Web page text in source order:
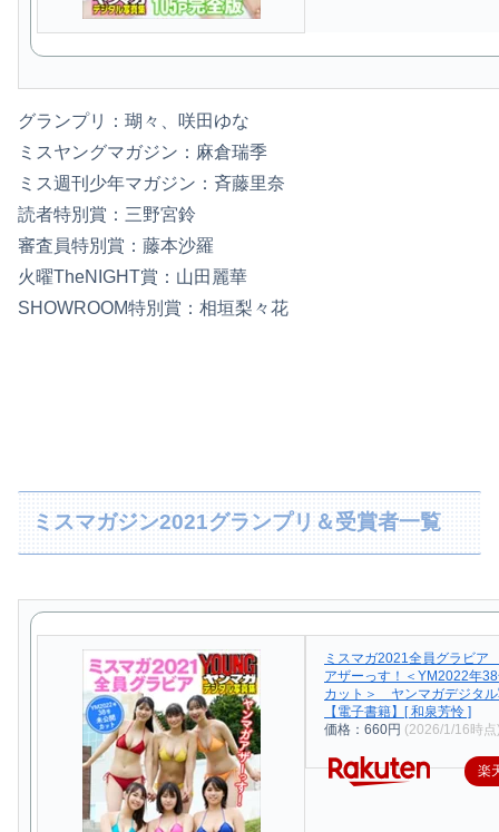
グランプリ：瑚々、咲田ゆな
ミスヤングマガジン：麻倉瑞季
ミス週刊少年マガジン：斉藤里奈
読者特別賞：三野宮鈴
審査員特別賞：藤本沙羅
火曜TheNIGHT賞：山田麗華
SHOWROOM特別賞：相垣梨々花
ミスマガジン2021グランプリ＆受賞者一覧
ミスマガ2021全員グラビ
アザーっす！＜YM2022年
カット＞ ヤンマガデジタ
【電子書籍】[ 和泉芳怜 ]
価格：660円 (2026/1/16時点
楽